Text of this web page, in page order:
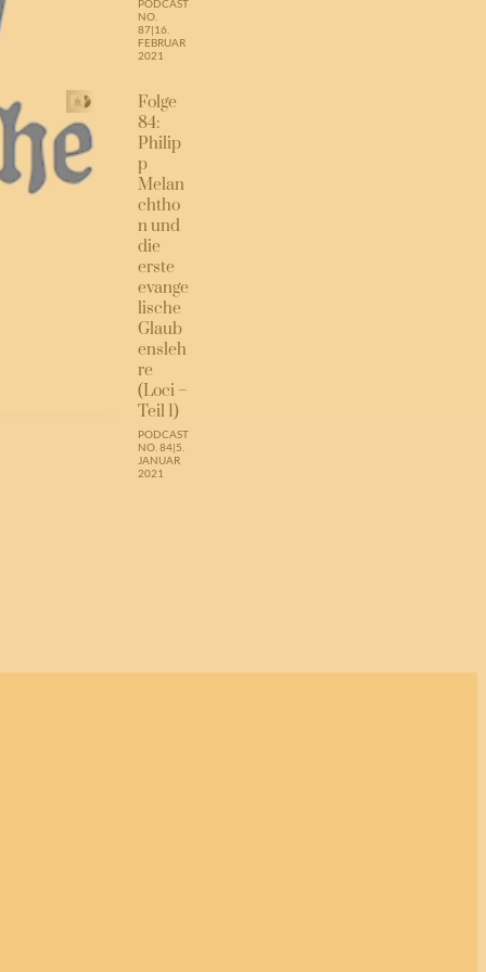
PODCAST
NO.
87|16.
FEBRUAR
2021
Folge
84:
Philip
p
Melan
chtho
n und
die
erste
evange
lische
Glaub
ensleh
re
(Loci –
Teil 1)
PODCAST
NO. 84|5.
JANUAR
2021